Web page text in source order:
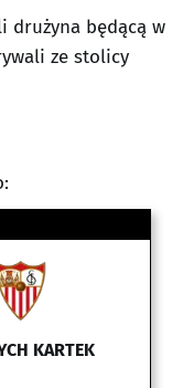
drużyna będącą w
ze stolicy
KARTEK